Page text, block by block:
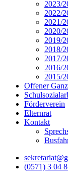
2023/
2022/
2021/
2020/
2019/
2018/
2017/
2016/
2015/
Offener
Förderverein
Elternrat
Kontakt
(0571) 3 04